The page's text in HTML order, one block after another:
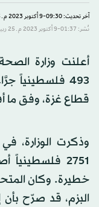
آخر تحديث: 09:30-9 أكتوبر 2023 م ـ 25 ربيع الأول 1445 هـ
نُشر: 01:37-9 أكتوبر 2023 م ـ 25 ربيع الأول 1445 هـ
أعلنت وزارة
493 فلسطينياً
قطاع غزة، وفق ما
وذكرت الوزارة،
2751
خطيرة. وكان
البزم، قد صرّح